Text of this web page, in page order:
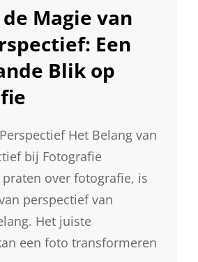
Magie van
Een
Blik op
Het Belang van
bij Fotografie
over fotografie, is
perspectief van
Het juiste
een foto transformeren